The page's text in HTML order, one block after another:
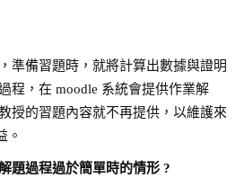
準備習題時，就將計算出數據與證明
程，在 moodle 系統會提供作業解
授的習題內容就不再提供，以維護來
。
題過程過於簡單時的情形 ?